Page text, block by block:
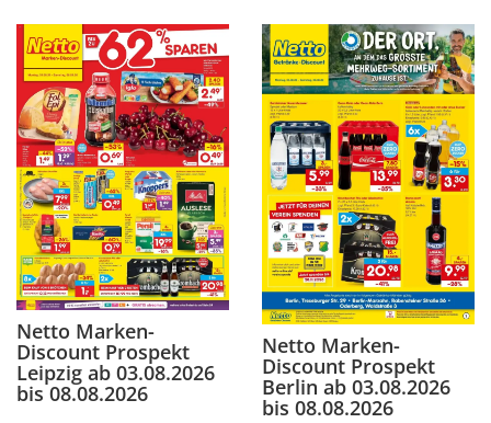
Netto Marken-
Discount Prospekt
Leipzig ab 03.08.2026
bis 08.08.2026
Netto Marken-
Discount Prospekt
Berlin ab 03.08.2026
bis 08.08.2026